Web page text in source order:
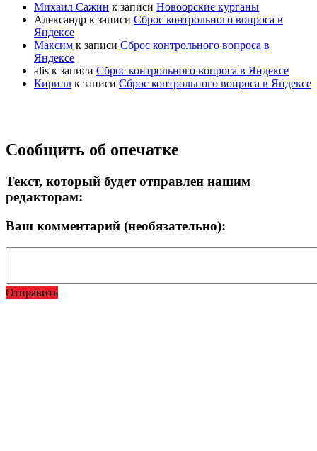
Михаил Сажин к записи Новоорские курганы
Александр к записи Сброс контрольного вопроса в
Яндексе
Максим к записи Сброс контрольного вопроса в
Яндексе
alis к записи Сброс контрольного вопроса в Яндексе
Кирилл к записи Сброс контрольного вопроса в Яндексе
Прокрутка
вверх
Сообщить об опечатке
Текст, который будет отправлен нашим
редакторам:
Ваш комментарий (необязательно):
Отправить